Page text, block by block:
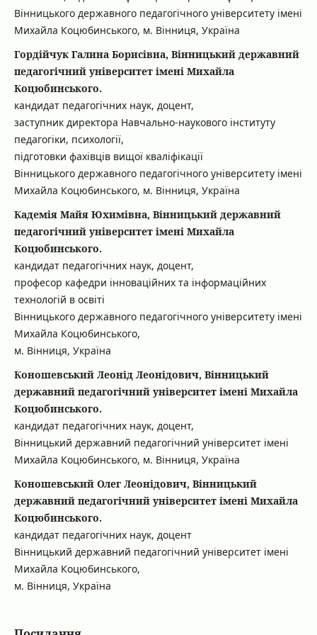
Вінницького державного педагогічного університету імені
Михайла Коцюбинського, м. Вінниця, Україна
Гордійчук Галина Борисівна, Вінницький державний
педагогічний університет імені Михайла
Коцюбинського.
кандидат педагогічних наук, доцент,
заступник директора Навчально-наукового інституту
педагогіки, психології,
підготовки фахівців вищої кваліфікації
Вінницького державного педагогічного університету імені
Михайла Коцюбинського, м. Вінниця, Україна
Кадемія Майя Юхимівна, Вінницький державний
педагогічний університет імені Михайла
Коцюбинського.
кандидат педагогічних наук, доцент,
професор кафедри інноваційних та інформаційних
технологій в освіті
Вінницького державного педагогічного університету імені
Михайла Коцюбинського,
м. Вінниця, Україна
Коношевський Леонід Леонідович, Вінницький
державний педагогічний університет імені Михайла
Коцюбинського.
кандидат педагогічних наук, доцент,
Вінницький державний педагогічний університет імені
Михайла Коцюбинського, м. Вінниця, Україна
Коношевський Олег Леонідович, Вінницький
державний педагогічний університет імені Михайла
Коцюбинського.
кандидат педагогічних наук, доцент
Вінницький державний педагогічний університет імені
Михайла Коцюбинського,
м. Вінниця, Україна